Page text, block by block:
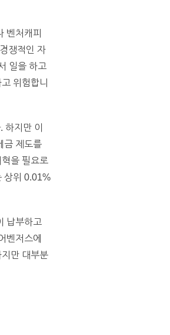
벤처캐피
쟁적인 자
일을 하고
위험합니
지만 이
금 제도를
을 필요로
상위 0.01%
납부하고
벤저스에
만 대부분